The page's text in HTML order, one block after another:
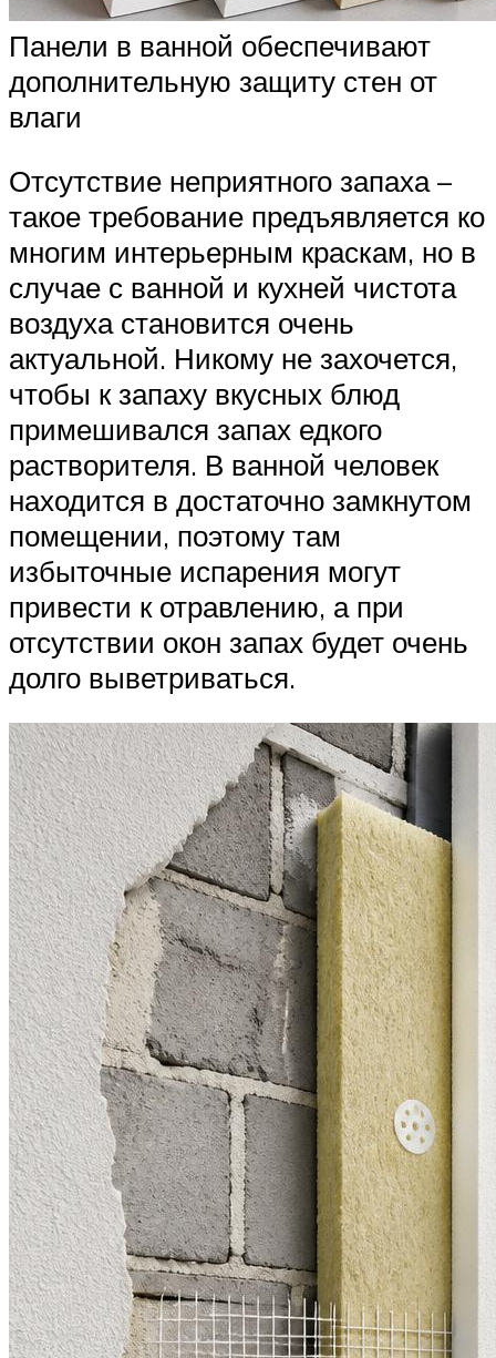
Панели в ванной обеспечивают
дополнительную защиту стен от
влаги
Отсутствие неприятного запаха –
такое требование предъявляется ко
многим интерьерным краскам, но в
случае с ванной и кухней чистота
воздуха становится очень
актуальной. Никому не захочется,
чтобы к запаху вкусных блюд
примешивался запах едкого
растворителя. В ванной человек
находится в достаточно замкнутом
помещении, поэтому там
избыточные испарения могут
привести к отравлению, а при
отсутствии окон запах будет очень
долго выветриваться.